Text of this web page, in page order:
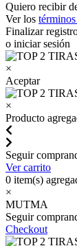
Quiero recibir
Ver los
Finalizar
o iniciar sesión
×
Aceptar
×
Producto
Seguir
Ver carrito
0 item(s)
×
MUTMA
Seguir
Checkout